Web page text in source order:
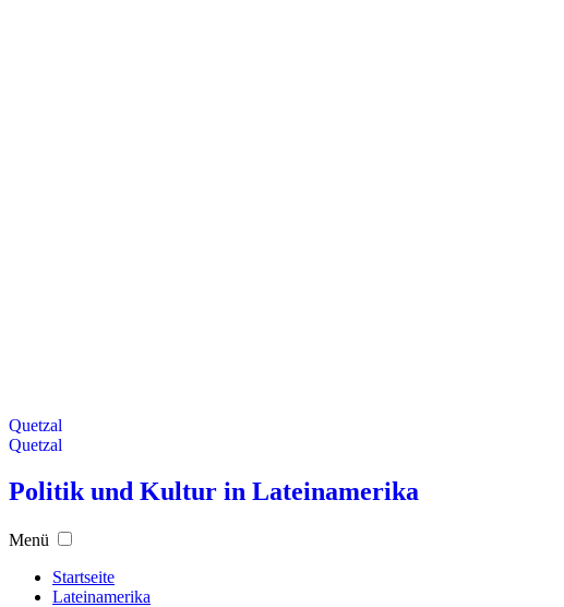
Quetzal
Quetzal
Politik und Kultur in Lateinamerika
Menü
Startseite
Lateinamerika